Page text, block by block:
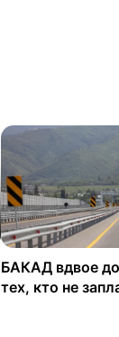
БАКАД вдвое
тех, кто не